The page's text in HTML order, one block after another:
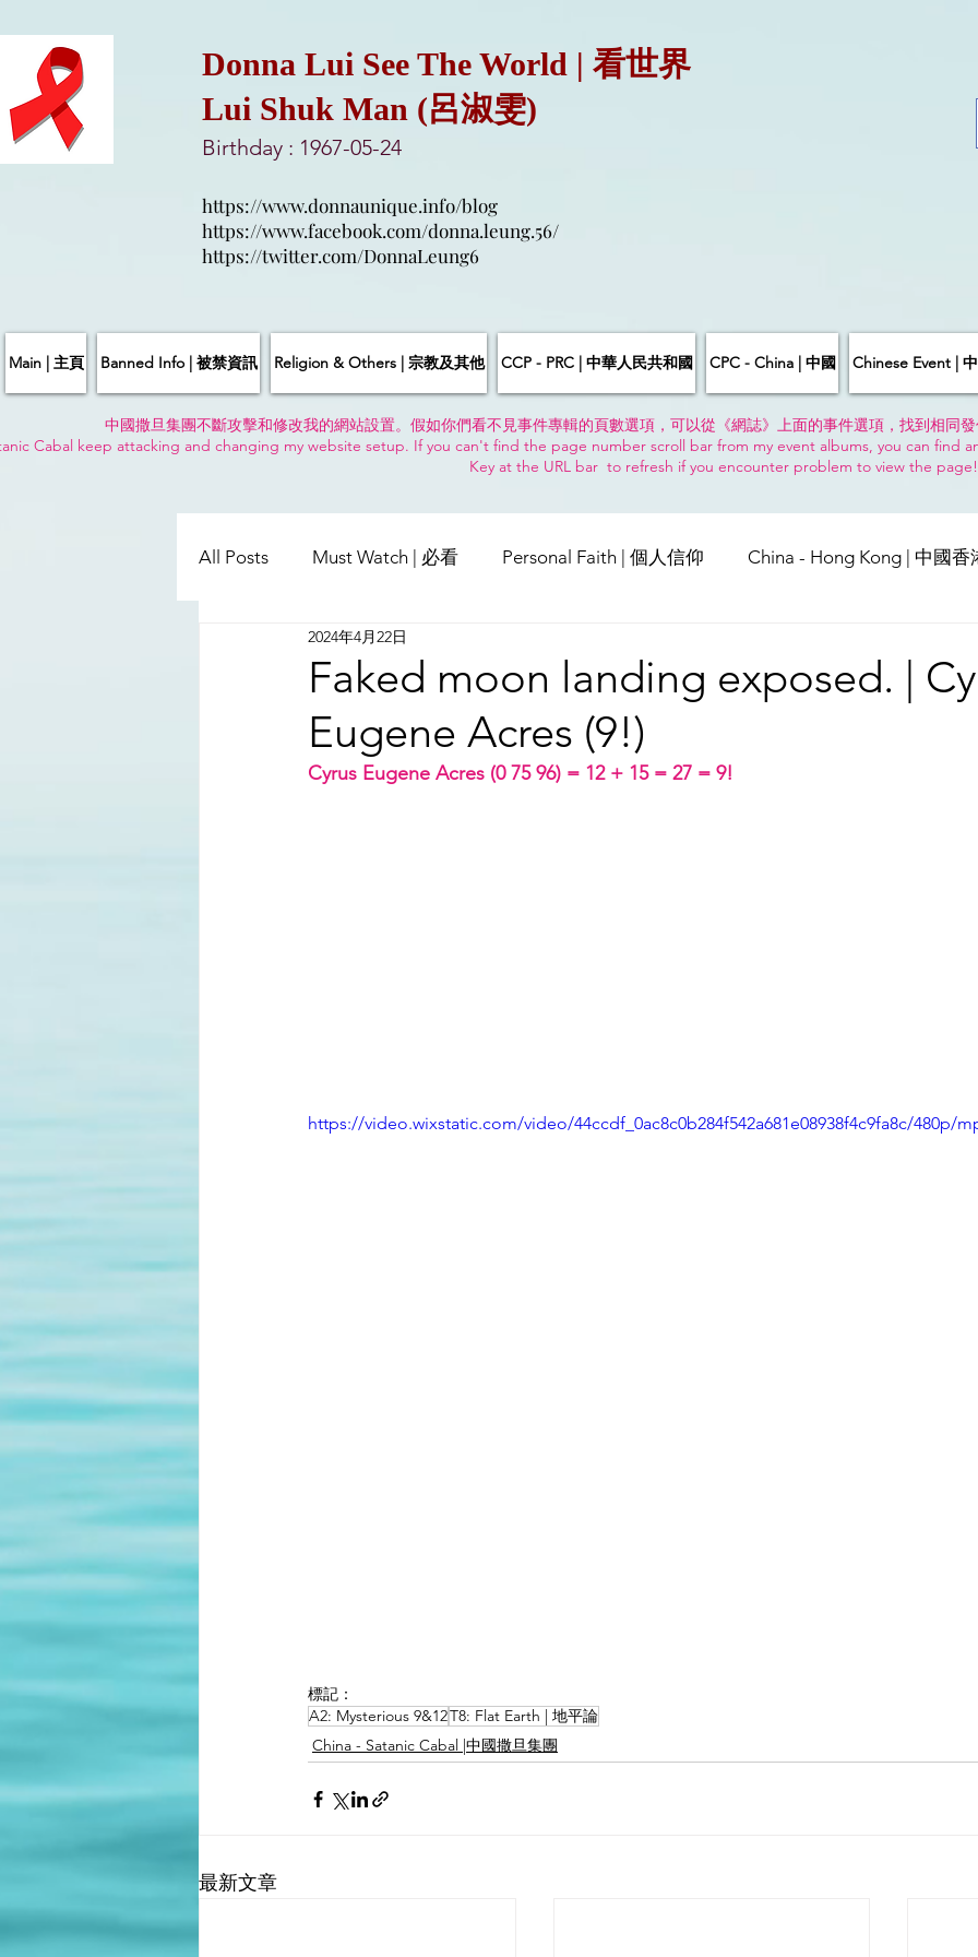
Donna Lui See The World | 看世界
Lui Shuk Man (呂淑雯)
Birthday : 1967-05-24
https://www.donnaunique.info/blog
https://www.facebook.com/donna.leung.56/
https://twitter.com/DonnaLeung6
Main | 主頁 Banned Info | 被禁資訊 Religion & Others | 宗教及其他 CCP - PRC | 中華人民共和國 CPC - China | 中國 Chinese Event |
中國撒旦集團不斷攻擊和修改我的網站設置。假如你們看不見事件專輯的頁數選項，可以從《網誌》上面的事件選項，找到相同
Cabal keep attacking and changing my website setup. If you can't find the page number scroll bar from my event albums, you can find
Key at the URL bar to refresh if you encounter problem to view the
All Posts Must Watch | 必看 Personal Faith | 個人信仰 China - Hong Kong | 中國香
China - Taiwan | 中國臺灣
Satanic Cabals | 撒旦集團 USA | 美國 Pandemic & Health | 流行病 & 健康
Faked moon landing exposed. |
Eugene Acres (9!)
2024年4月22日
Cyrus Eugene Acres (0 75 96) = 12 + 15 = 27 = 9!
https://video.wixstatic.com/video/44ccdf_0ac8c0b284f542a681e08938f4c9fa8c/480p/
標記：
A2: Mysterious 9&12T8: Flat Earth | 地平論
China - Satanic Cabal |中國撒旦集團
最新文章